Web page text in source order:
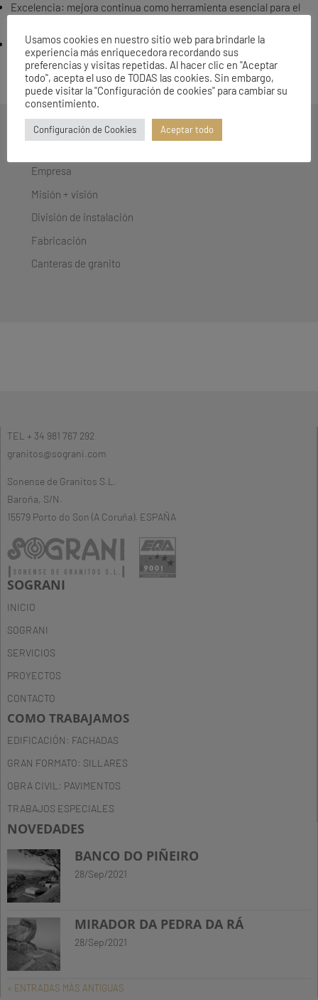
Excelencia: mejora continua como herramienta esencial para el
Orientación a resultados: fijación de objetivos retadores y
seguimiento de los mismos, optimizando la gestión de recursos.
Empresa
Misión + visión
División de instalación
Fabricación
Canteras de granito
TEL + 34 981 767 292
granitos@sograni.com
Sonense de Granitos S.L.
Baroña, S/N.
15579 Porto do Son (A Coruña). ESPAÑA
SOGRANI
INICIO
SOGRANI
SERVICIOS
PROYECTOS
CONTACTO
COMO TRABAJAMOS
EDIFICACIÓN: FACHADAS
GRAN FORMATO: SILLARES
OBRA CIVIL: PAVIMENTOS
TRABAJOS ESPECIALES
NOVEDADES
BANCO DO PIÑEIRO
28/Sep/2021
MIRADOR DA PEDRA DA RÁ
28/Sep/2021
« ENTRADAS MÁS ANTIGUAS
Usamos cookies en nuestro sitio web para brindarle la
experiencia más enriquecedora recordando sus
preferencias y visitas repetidas. Al hacer clic en "Aceptar
todo", acepta el uso de TODAS las cookies. Sin embargo,
puede visitar la "Configuración de cookies" para cambiar su
consentimiento.
Configuración de Cookies Aceptar todo